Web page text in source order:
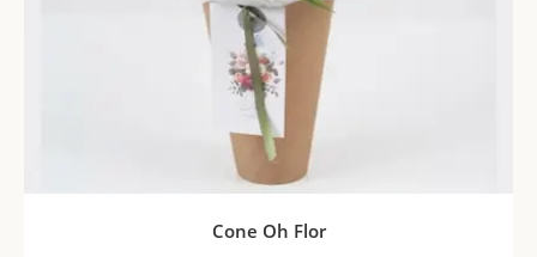
Cone Oh Flor